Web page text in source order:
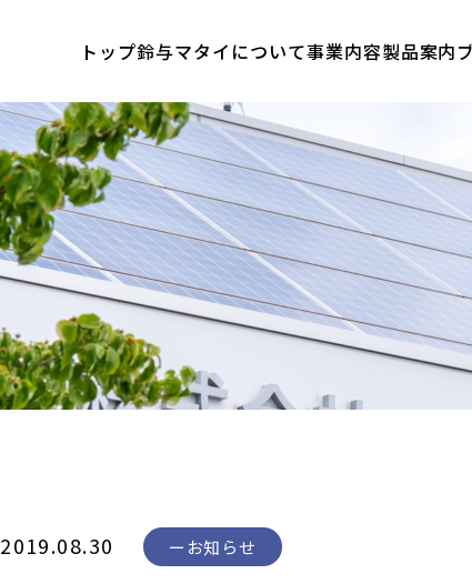
トップ鈴与マタイについて事業内容製品案内
2019.08.30 お知らせ